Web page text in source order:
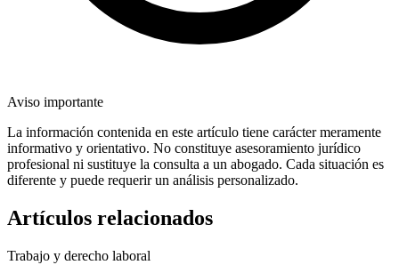
Aviso importante
La información contenida en este artículo tiene carácter meramente
informativo y orientativo. No constituye asesoramiento jurídico
profesional ni sustituye la consulta a un abogado. Cada situación es
diferente y puede requerir un análisis personalizado.
Artículos relacionados
Trabajo y derecho laboral